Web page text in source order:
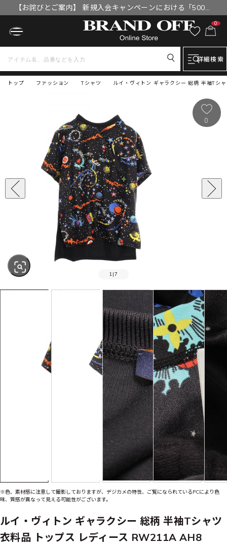
【お詫びとご案内】 新規入会キャンペーンにおける「500円
OFFクーポン」付与漏れと補填について
0
詳細検索
トップ ルイ・ヴィトン ギャラクシー 総柄 半袖T
ファッション Tシャツ
1 |7
0
※色、素材感に注意して撮影しておりますが、デジカメの特性、ご覧になられているPCにより色
味、質感が異なって見える可能性がございます。
ルイ・ヴィトン ギャラクシー 総柄 半袖Tシャツ
衣料品 トップス レディース RW211A AH8